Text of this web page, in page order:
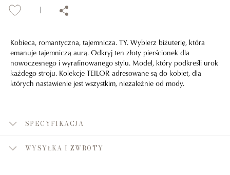
Kobieca, romantyczna, tajemnicza. TY. Wybierz biżuterię, która
emanuje tajemniczą aurą. Odkryj ten złoty pierścionek dla
nowoczesnego i wyrafinowanego stylu. Model, który podkreśli urok
każdego stroju. Kolekcje TEILOR adresowane są do kobiet, dla
których nastawienie jest wszystkim, niezależnie od mody.
SPECYFIKACJA
WYSYŁKA I ZWROTY